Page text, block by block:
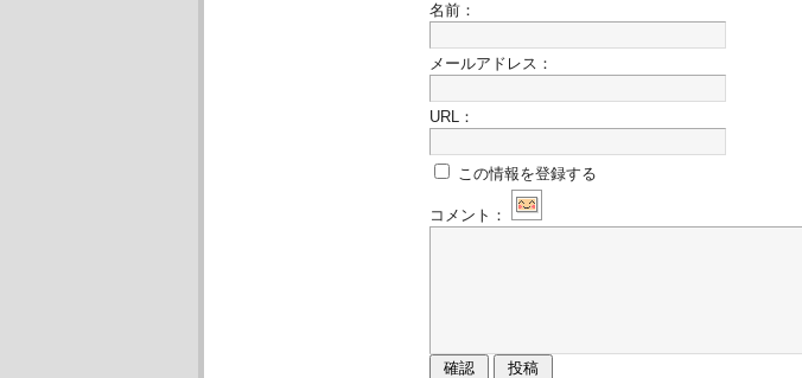
名前：
メールアドレス：
URL：
この情報を登録する
コメント：